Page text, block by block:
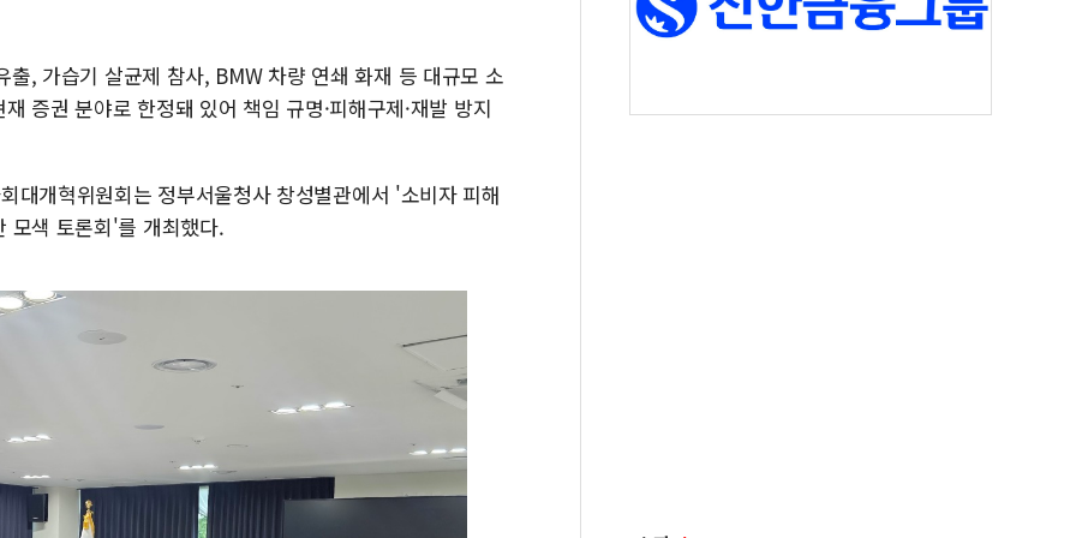
, 가습기 살균제 참사, BMW 차량 연쇄 화재 등 대규모 소
증권 분야로 한정돼 있어 책임 규명·피해구제·재발 방지
대개혁위원회는 정부서울청사 창성별관에서 '소비자 피해
모색 토론회'를 개최했다.